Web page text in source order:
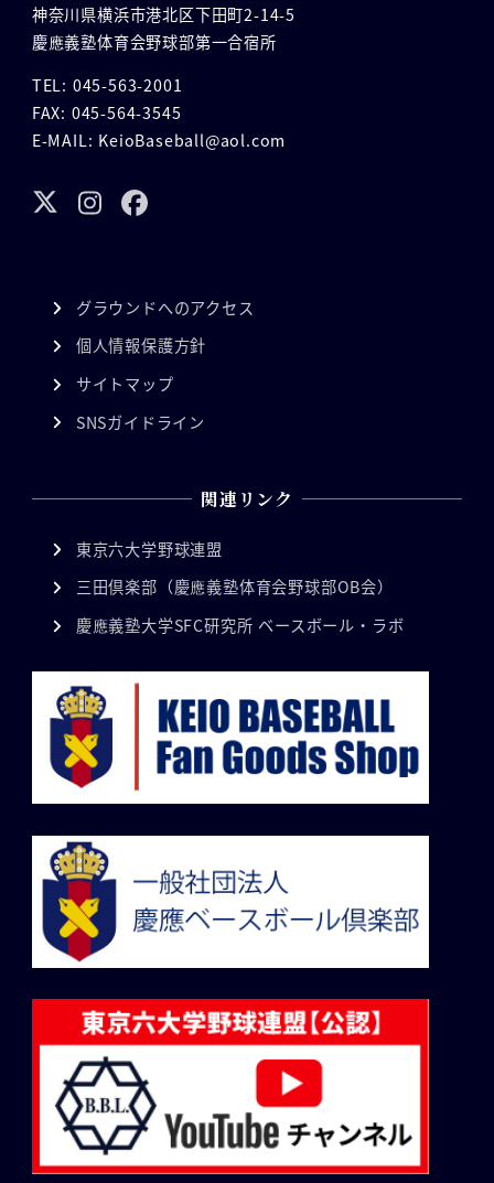
神奈川県横浜市港北区下田町2-14-5
慶應義塾体育会野球部第一合宿所
TEL: 045-563-2001
FAX: 045-564-3545
E-MAIL: KeioBaseball@aol.com
グラウンドへのアクセス
個人情報保護方針
サイトマップ
SNSガイドライン
関連リンク
東京六大学野球連盟
三田倶楽部（慶應義塾体育会野球部OB会）
慶應義塾大学SFC研究所 ベースボール・ラボ